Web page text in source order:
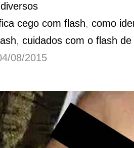
diversos
cego com flash, como
, cuidados com o flash
08/2015